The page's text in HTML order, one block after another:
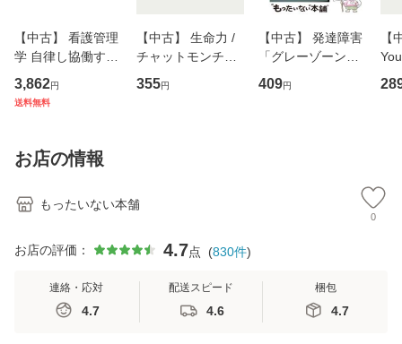
【中古】 看護管理
学 自律し協働する
専門職の看護マネ
ジメントスキル 改
恵 藤本幸三 / 南江
堂 [単行
3,862円
送料無料
【中古】 生命力 /
チャットモンチー /
キューンレコード
[CD]【メール便送
355円
【中古】 発達障害
「グレーゾーン」
その正しい理解と
克服法 (SB新書 57
409円
【
のが
お店の情報
もったいない本舗
0
お店の評価： 4.7点 (830件)
連絡・応対
4.7
配送スピード
4.6
梱包
4.7